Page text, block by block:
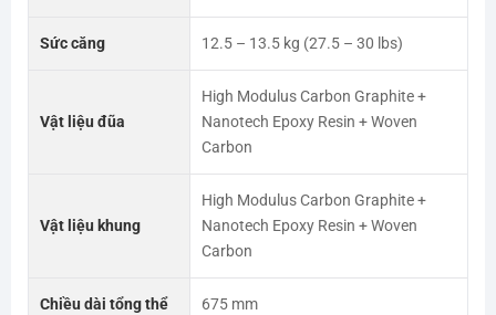
Sức căng 12.5 – 13.5 kg (27.5 – 30 lbs)
Vật liệu đũa
High Modulus Carbon Graphite +
Nanotech Epoxy Resin + Woven
Carbon
Vật liệu khung
High Modulus Carbon Graphite +
Nanotech Epoxy Resin + Woven
Carbon
Chiều dài tổng thể 675 mm